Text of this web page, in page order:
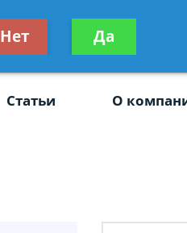
Получите консультацию
бесплатно
Статьи О
Нет Да